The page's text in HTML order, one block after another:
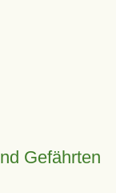
Gefährten